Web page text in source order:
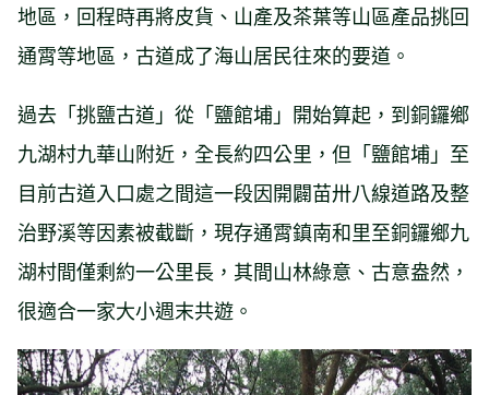
地區，回程時再將皮貨、山產及茶葉等山區產品挑回
通霄等地區，古道成了海山居民往來的要道。
過去「挑鹽古道」從「鹽館埔」開始算起，到銅鑼鄉
九湖村九華山附近，全長約四公里，但「鹽館埔」至
目前古道入口處之間這一段因開闢苗卅八線道路及整
治野溪等因素被截斷，現存通霄鎮南和里至銅鑼鄉九
湖村間僅剩約一公里長，其間山林綠意、古意盎然，
很適合一家大小週末共遊。